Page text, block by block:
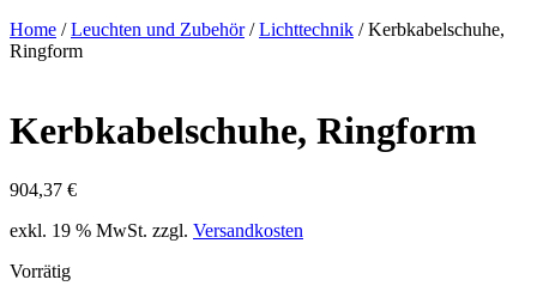
Home /Leuchten und Zubehör/Lichttechnik / Kerbkabelschuhe,
Ringform
Kerbkabelschuhe, Ringform
904,37 €
exkl. 19 % MwSt. zzgl. Versandkosten
Vorrätig